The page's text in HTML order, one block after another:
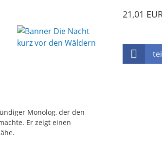
Monolog, der den
Er zeigt einen
21,01